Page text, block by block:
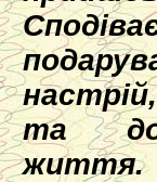
та
життя.